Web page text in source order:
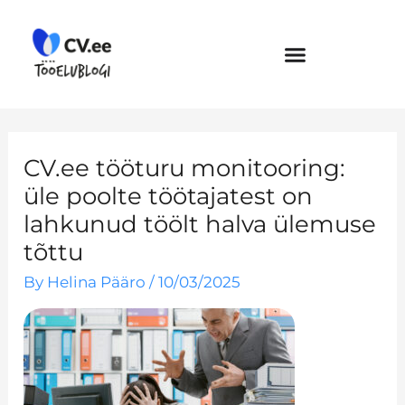
content
CV.ee tööturu monitooring:
üle poolte töötajatest on
lahkunud töölt halva ülemuse
tõttu
By Helina Pääro/10/03/2025